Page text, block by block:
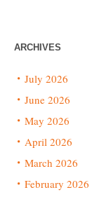
ARCHIVES
July 2026
June 2026
May 2026
April 2026
March 2026
February 2026